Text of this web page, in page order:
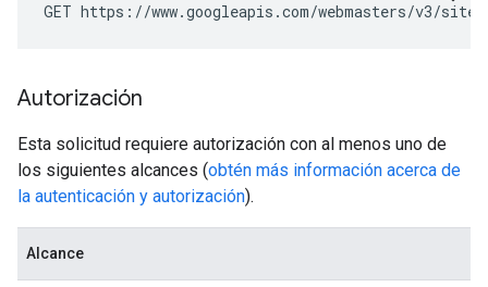
GET https://www.googleapis.com/webmasters/v3/sites
Autorización
Esta solicitud requiere autorización con al menos uno de
los siguientes alcances (obtén más información acerca de
la autenticación y autorización).
Alcance